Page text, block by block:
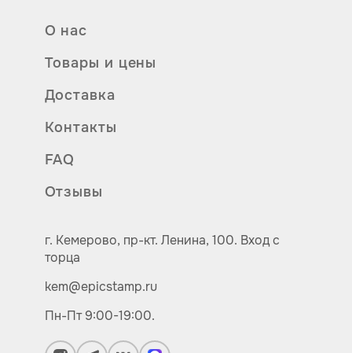
О нас
Товары и цены
Доставка
Контакты
FAQ
Отзывы
г. Кемерово, пр-кт. Ленина, 100. Вход с
торца
kem@epicstamp.ru
Пн-Пт 9:00-19:00.